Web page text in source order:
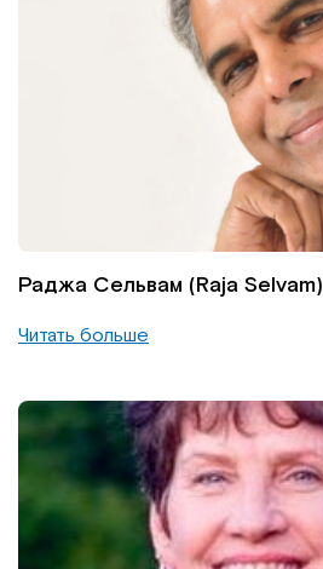
Раджа Сельвам (Raja Selvam)
Читать больше